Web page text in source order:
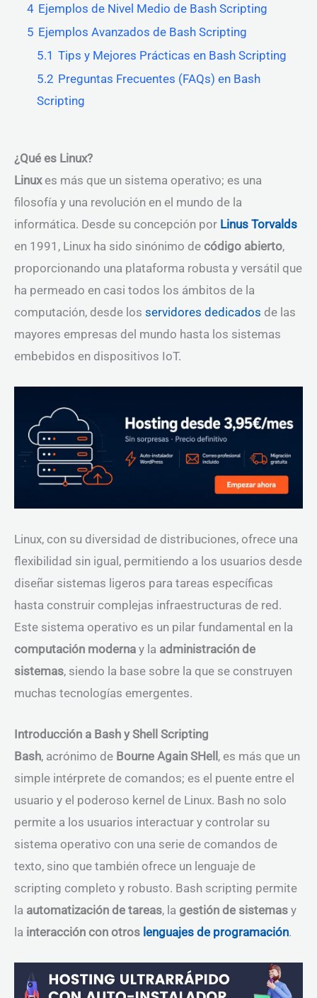
4 Ejemplos de Nivel Medio de Bash Scripting
5 Ejemplos Avanzados de Bash Scripting
5.1 Tips y Mejores Prácticas en Bash Scripting
5.2 Preguntas Frecuentes (FAQs) en Bash
Scripting
¿Qué es Linux?
Linuxes más que un sistema operativo; es una
filosofía y una revolución en el mundo de la
informática. Desde su concepción por Linus Torvalds
en 1991, Linux ha sido sinónimo de código abierto,
proporcionando una plataforma robusta y versátil que
ha permeado en casi todos los ámbitos de la
computación, desde los servidores dedicados de las
mayores empresas del mundo hasta los sistemas
embebidos en dispositivos IoT.
Linux, con su diversidad de distribuciones, ofrece una
flexibilidad sin igual, permitiendo a los usuarios desde
diseñar sistemas ligeros para tareas específicas
hasta construir complejas infraestructuras de red.
Este sistema operativo es un pilar fundamental en la
computación moderna y la administración de
sistemas, siendo la base sobre la que se construyen
muchas tecnologías emergentes.
Introducción a Bash y Shell Scripting
Bash, acrónimo de Bourne Again SHell, es más que un
simple intérprete de comandos; es el puente entre el
usuario y el poderoso kernel de Linux. Bash no solo
permite a los usuarios interactuar y controlar su
sistema operativo con una serie de comandos de
texto, sino que también ofrece un lenguaje de
scripting completo y robusto. Bash scripting permite
la automatización de tareas, la gestión de sistemas y
la interacción con otros lenguajes de programación.